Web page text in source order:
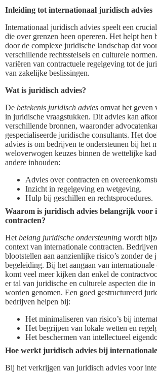
Inleiding tot internationaal juridisch advies
Internationaal juridisch advies speelt een
die over grenzen heen opereren. Het helpt hen
door de complexe juridische landschap dat
verschillende rechtsstelsels en culturele
variëren van contractuele regelgeving tot de
van zakelijke beslissingen.
Wat is juridisch advies?
De betekenis juridisch advies omvat het geven
in juridische vraagstukken. Dit advies kan
verschillende bronnen, waaronder
gespecialiseerde juridische consultants. Het
advies is om bedrijven te ondersteunen bij het
weloverwogen keuzes binnen de wettelijke
andere inhouden:
Advies over contracten en
Inzicht in regelgeving en wetgeving.
Hulp bij geschillen en rechtsprocedures.
Waarom is juridisch advies belangrijk voor
contracten?
Het belang juridische ondersteuning wordt
context van internationale contracten.
blootstellen aan aanzienlijke risico’s zonder de
begeleiding. Bij het aangaan van internationale
komt veel meer kijken dan enkel de
er tal van juridische en culturele aspecten die
worden genomen. Een goed gestructureerd
bedrijven helpen bij:
Het minimaliseren van risico’s bij
Het begrijpen van lokale wetten en
Het beschermen van intellectueel
Hoe werkt juridisch advies bij
Bij het verkrijgen van juridisch advies voor